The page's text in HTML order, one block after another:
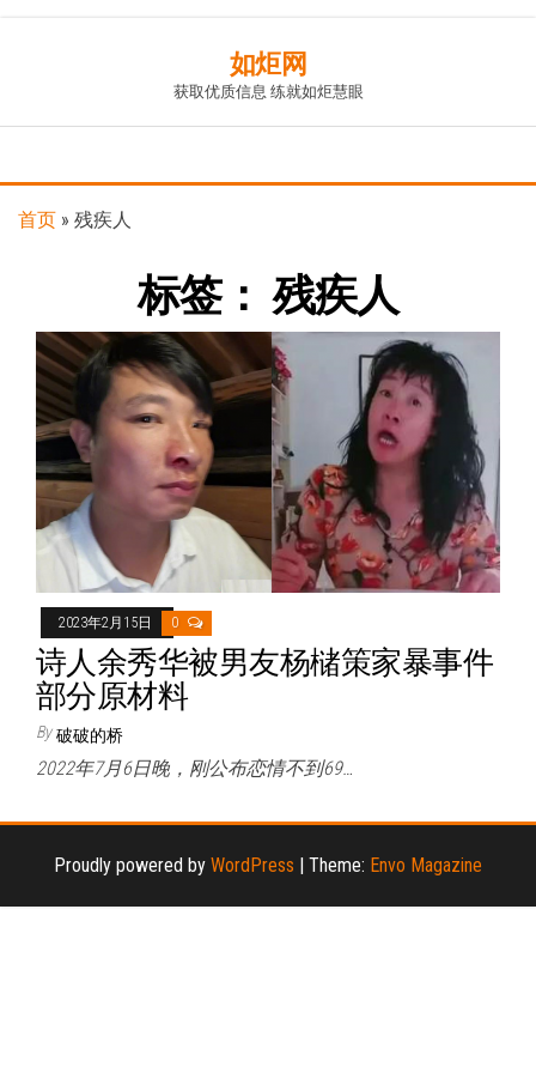
content
如炬网
获取优质信息 练就如炬慧眼
首页 » 残疾人
标签：残疾人
2023年2月15日 0
诗人余秀华被男友杨槠策家暴事件
部分原材料
By 破破的桥
2022年7月6日晚，刚公布恋情不到69…
Proudly powered by WordPress Theme: Envo Magazine